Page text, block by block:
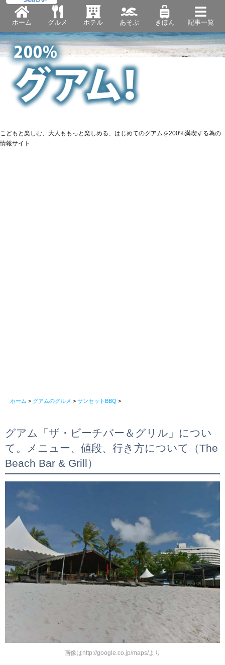
ホーム グルメ ホテル あそぶ きほん 記事一覧
こどもと楽しむ、大人ももっと楽しめる、はじめてのグアムを200%満喫する為の
情報サイト
ホーム > グアムのグルメ > サンセットBBQ >
グアム「ザ・ビーチバー＆グリル」につい
て。メニュー、値段、行き方について（The
Beach Bar & Grill）
画像はhttp://google.co.jp/maps/より